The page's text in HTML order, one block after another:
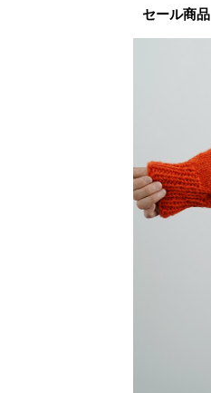
セール商品